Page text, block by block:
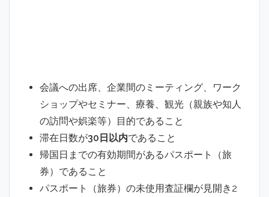
会議への出席、企業間のミーティング、ワーク
ショップやセミナー、療養、観光（親族や知人
の訪問や娯楽等）目的であること
滞在日数が30日以内であること
帰国日までの有効期間があるパスポート（旅
券）であること
パスポート（旅券）の未使用査証欄が見開き2